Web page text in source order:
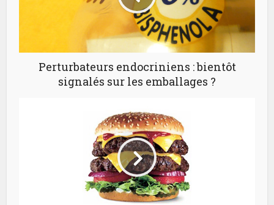
Perturbateurs endocriniens : bientôt
signalés sur les emballages ?